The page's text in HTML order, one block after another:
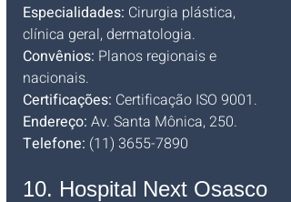
Especialidades: Cirurgia plástica,
clínica geral, dermatologia.
Convênios: Planos regionais e
nacionais.
Certificações: Certificação ISO 9001.
Endereço: Av. Santa Mônica, 250.
Telefone: (11) 3655-7890
10. Hospital Next Osasco